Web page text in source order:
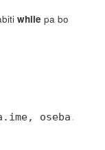
while pa bo